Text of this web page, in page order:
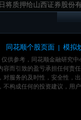
将质押给山西证券股份
同花顺个股页面 模拟
供参考，同花顺金融研究
容而引致的盈亏承担任何
服务的及时性，安全性，
构成任何的投资建议，用